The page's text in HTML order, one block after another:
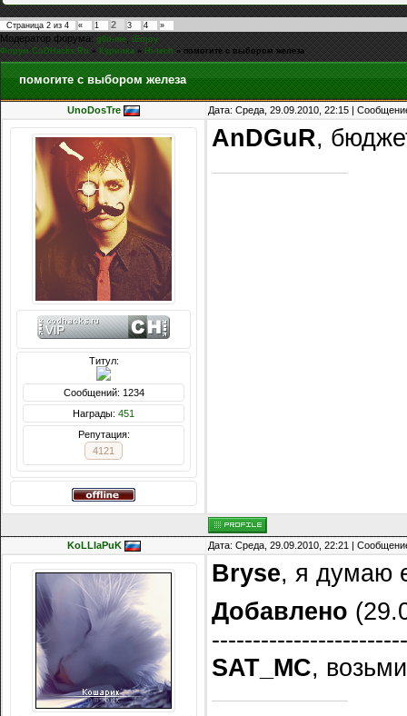
Страница 2 из 4 « 1 2 3 4 »
Модератор форума:g0d-me,iEnjoy
Форум CoDHacks.Ru » Курилка » Hi-tech » помогите с выбором железа
помогите с выбором железа
UnoDosTre Дата: Среда, 29.09.2010, 22:15 |
Титул:
Сообщений: 1234
Награды: 451
Репутация:
4121
AnDGuR,
KoLLIaPuK Дата: Среда, 29.09.2010, 22:21 |
Bryse, я думаю
Добавлено
SAT_MC,